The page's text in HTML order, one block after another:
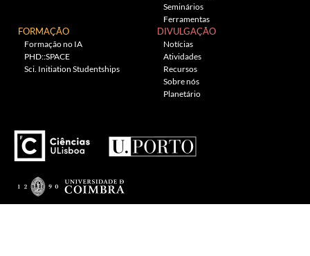
Seminários
Ferramentas
FORMAÇÃO
Formação no IA
PHD::SPACE
Sci. Initiation Studentships
DIVULGAÇÃO
Notícias
Atividades
Recursos
Sobre nós
Planetário